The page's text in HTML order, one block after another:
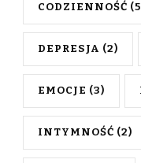
CODZIENNOŚĆ
DEPRESJA (2)
EMOCJE (3)
INTYMNOŚĆ (2)